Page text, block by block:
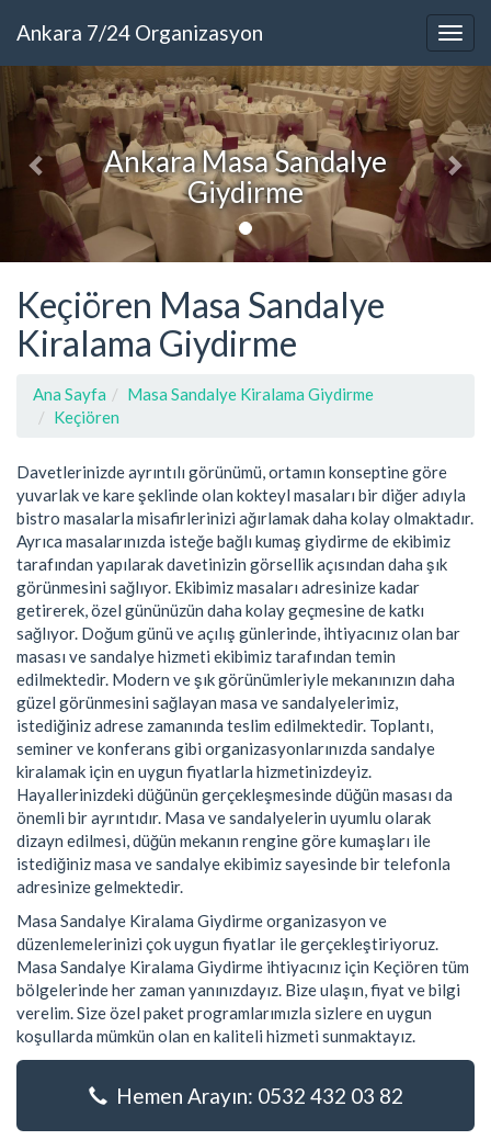
Ankara 7/24 Organizasyon
Ankara Masa Sandalye
Giydirme
Keçiören Masa Sandalye
Kiralama Giydirme
Ana Sayfa
Masa Sandalye Kiralama Giydirme
Keçiören
Davetlerinizde ayrıntılı görünümü, ortamın konseptine göre
yuvarlak ve kare şeklinde olan kokteyl masaları bir diğer adıyla
bistro masalarla misafirlerinizi ağırlamak daha kolay olmaktadır.
Ayrıca masalarınızda isteğe bağlı kumaş giydirme de ekibimiz
tarafından yapılarak davetinizin görsellik açısından daha şık
görünmesini sağlıyor. Ekibimiz masaları adresinize kadar
getirerek, özel gününüzün daha kolay geçmesine de katkı
sağlıyor. Doğum günü ve açılış günlerinde, ihtiyacınız olan bar
masası ve sandalye hizmeti ekibimiz tarafından temin
edilmektedir. Modern ve şık görünümleriyle mekanınızın daha
güzel görünmesini sağlayan masa ve sandalyelerimiz,
istediğiniz adrese zamanında teslim edilmektedir. Toplantı,
seminer ve konferans gibi organizasyonlarınızda sandalye
kiralamak için en uygun fiyatlarla hizmetinizdeyiz.
Hayallerinizdeki düğünün gerçekleşmesinde düğün masası da
önemli bir ayrıntıdır. Masa ve sandalyelerin uyumlu olarak
dizayn edilmesi, düğün mekanın rengine göre kumaşları ile
istediğiniz masa ve sandalye ekibimiz sayesinde bir telefonla
adresinize gelmektedir.
Masa Sandalye Kiralama Giydirme organizasyon ve
düzenlemelerinizi çok uygun fiyatlar ile gerçekleştiriyoruz.
Masa Sandalye Kiralama Giydirme ihtiyacınız için Keçiören tüm
bölgelerinde her zaman yanınızdayız. Bize ulaşın, fiyat ve bilgi
verelim. Size özel paket programlarımızla sizlere en uygun
koşullarda mümkün olan en kaliteli hizmeti sunmaktayız.
Hemen Arayın: 0532 432 03 82